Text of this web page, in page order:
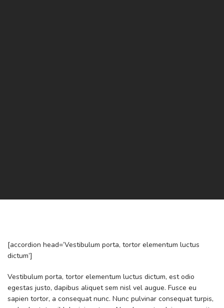
[accordion head=’Vestibulum porta, tortor elementum luctus
dictum’]
Vestibulum porta, tortor elementum luctus dictum, est odio
egestas justo, dapibus aliquet sem nisl vel augue. Fusce eu
sapien tortor, a consequat nunc. Nunc pulvinar consequat turpis,